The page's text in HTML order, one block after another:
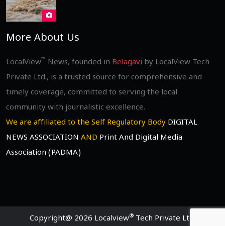
More About Us
LocalView™ News, founded in Belagavi by LocalView Tech
Private Ltd., is a trusted source for comprehensive and
timely coverage, committed to serving the local
community with journalistic excellence.
We are affiliated to the Self Regulatory Body DIGITAL
NEWS ASSOCIATION AND Print And Digital Media
Association (PADMA)
Copyright@ 2026 Localview® Tech Private Ltd.